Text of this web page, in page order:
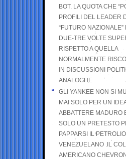
BOT. LA QUOTA CHE
PROFILI DEL LEADER
“FUTURO NAZIONALE”
DUE-TRE VOLTE
RISPETTO A QUELLA
NORMALMENTE
IN DISCUSSIONI
ANALOGHE
GLI YANKEE NON SI
MAI SOLO PER UN
ABBATTERE MADURO
SOLO UN PRETESTO
PAPPARSI IL PETROLIO
VENEZUELANO .IL
AMERICANO